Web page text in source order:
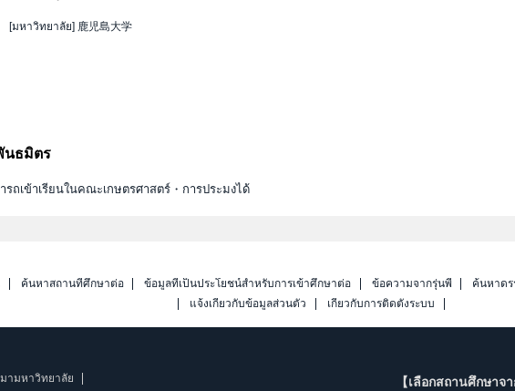
[มหาวิทยาลัย] 鹿児島大学
นธมิตร
ถเข้าเรียนในคณะเกษตรศาสตร์・การประมงได้
ค้นหาสถานที่ศึกษาต่อ ข้อมูลที่เป็นประโยชน์สำหรับการเข้าศึกษาต่อ ข้อความจากรุ่นพี่
ค้นหาด
แจ้งเกี่ยวกับข้อมูลส่วนตัว
เกี่ยวกับการติดตั้งระบบ
ามหาวิทยาลัย 【เลือกสถานศึกษาจ